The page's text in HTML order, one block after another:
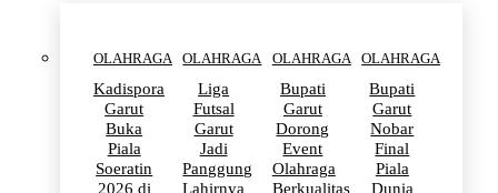
OLAHRAGA
Kadispora
Garut
Buka
Piala
Soeratin
2026 di
OLAHRAGA
Liga
Futsal
Garut
Jadi
Panggung
Lahirnya
OLAHRAGA
Bupati
Garut
Dorong
Event
Olahraga
Berkualitas
OLAHRAGA
Bupati
Garut
Nobar
Final
Piala
Dunia